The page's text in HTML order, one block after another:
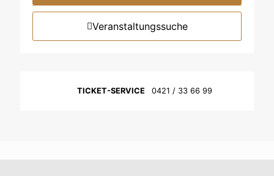
Veranstaltungssuche
TICKET-SERVICE 0421 / 33 66 99